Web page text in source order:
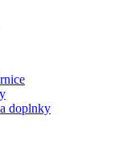
doplnky